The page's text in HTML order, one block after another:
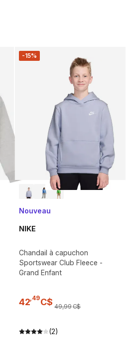
-15%
Nouveau
NIKE
Chandail à capuchon
Sportswear Club Fleece -
Grand Enfant
42 49C$ 49,99C$
(2)